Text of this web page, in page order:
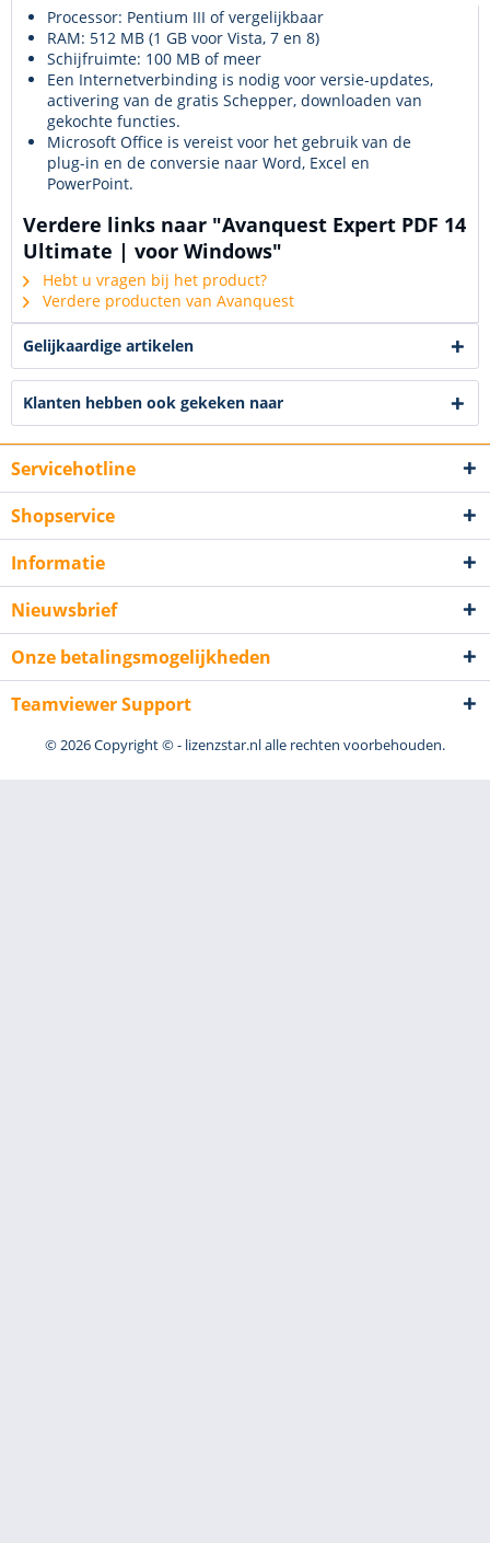
Processor: Pentium III of vergelijkbaar
RAM: 512 MB (1 GB voor Vista, 7 en 8)
Schijfruimte: 100 MB of meer
Een Internetverbinding is nodig voor versie-updates,
activering van de gratis Schepper, downloaden van
gekochte functies.
Microsoft Office is vereist voor het gebruik van de
plug-in en de conversie naar Word, Excel en
PowerPoint.
Verdere links naar "Avanquest Expert PDF 14
Ultimate | voor Windows"
Hebt u vragen bij het product?
Verdere producten van Avanquest
Gelijkaardige artikelen
Klanten hebben ook gekeken naar
Servicehotline
Shopservice
Informatie
Nieuwsbrief
Onze betalingsmogelijkheden
Teamviewer Support
© 2026 Copyright © - lizenzstar.nl alle rechten voorbehouden.